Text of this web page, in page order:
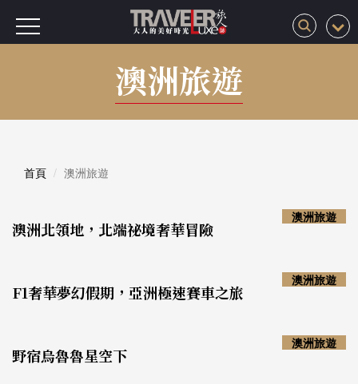
澳洲旅遊
首頁 澳洲旅遊
澳洲北領地，北端祕境奢華冒險
澳洲旅遊
F1奢華夢幻假期，亞洲極速賽車之旅
澳洲旅遊
野宿烏魯魯星空下
澳洲旅遊